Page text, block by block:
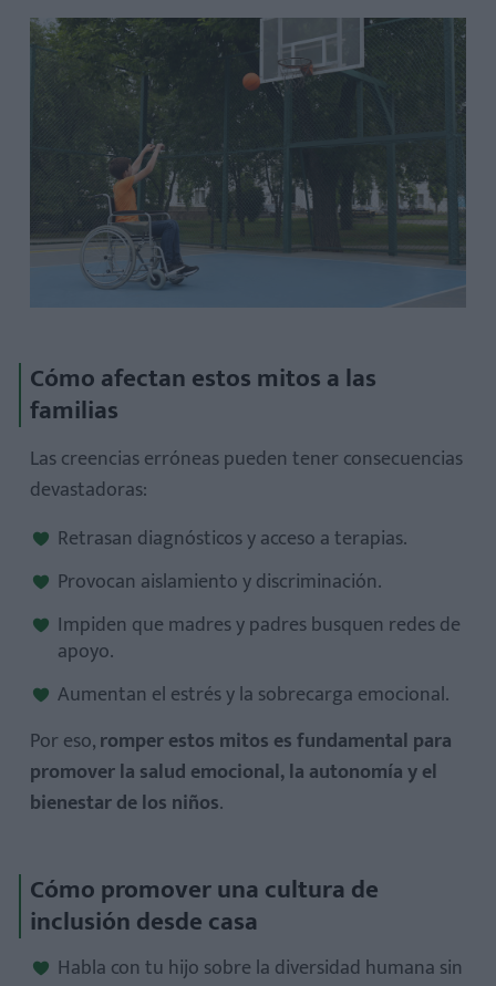
Cómo afectan estos mitos a las
familias
Las creencias erróneas pueden tener consecuencias
devastadoras:
Retrasan diagnósticos y acceso a terapias.
Provocan aislamiento y discriminación.
Impiden que madres y padres busquen redes de
apoyo.
Aumentan el estrés y la sobrecarga emocional.
Por eso,romper estos mitos es fundamental para
promover la salud emocional, la autonomía y el
bienestar de los niños.
Cómo promover una cultura de
inclusión desde casa
Habla con tu hijo sobre la diversidad humana sin